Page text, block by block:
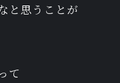
と思うことが
て